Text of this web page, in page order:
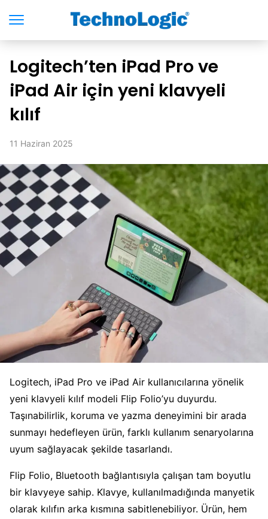
Logitech’ten iPad Pro ve
iPad Air için yeni klavyeli
kılıf
11 Haziran 2025
Logitech, iPad Pro ve iPad Air kullanıcılarına yönelik
yeni klavyeli kılıf modeli Flip Folio’yu duyurdu.
Taşınabilirlik, koruma ve yazma deneyimini bir arada
sunmayı hedefleyen ürün, farklı kullanım senaryolarına
uyum sağlayacak şekilde tasarlandı.
Flip Folio, Bluetooth bağlantısıyla çalışan tam boyutlu
bir klavyeye sahip. Klavye, kullanılmadığında manyetik
olarak kılıfın arka kısmına sabitlenebiliyor. Ürün, hem